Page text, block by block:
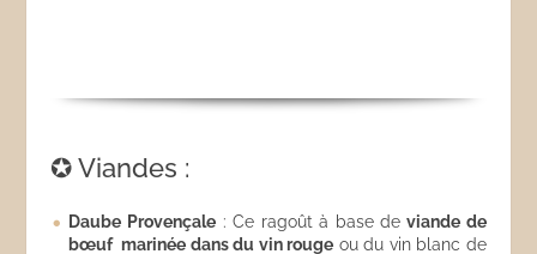
✪ Viandes :
Daube Provençale: Ce ragoût à base de viande de
bœuf marinée dans du vin rouge ou du vin blanc de